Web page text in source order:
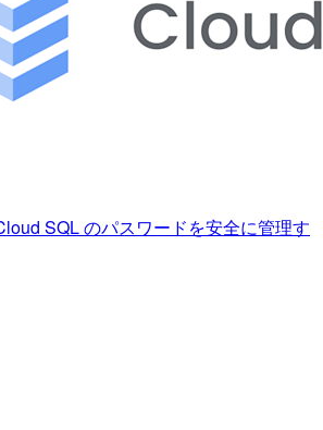
SQL のパスワードを安全に管理す